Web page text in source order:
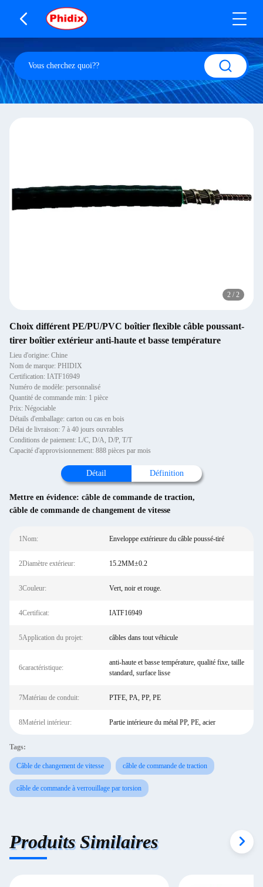
2 / 2
Choix différent PE/PU/PVC boîtier flexible câble poussant-
tirer boîtier extérieur anti-haute et basse température
Lieu d'origine: Chine
Nom de marque: PHIDIX
Certification: IATF16949
Numéro de modèle: personnalisé
Quantité de commande min: 1 pièce
Prix: Négociable
Détails d'emballage: carton ou cas en bois
Délai de livraison: 7 à 40 jours ouvrables
Conditions de paiement: L/C, D/A, D/P, T/T
Capacité d'approvisionnement: 888 pièces par mois
Détail Définition
Mettre en évidence: câble de commande de traction,
câble de commande de changement de vitesse
1Nom: Enveloppe extérieure du câble poussé-tiré
2Diamètre extérieur: 15.2MM±0.2
3Couleur: Vert, noir et rouge.
4Certificat: IATF16949
5Application du projet: câbles dans tout véhicule
6caractéristique:
anti-haute et basse température, qualité fixe, taille
standard, surface lisse
7Matériau de conduit: PTFE, PA, PP, PE
8Matériel intérieur: Partie intérieure du métal PP, PE, acier
Tags:
Câble de changement de vitesse câble de commande de traction
câble de commande à verrouillage par torsion
Produits Similaires